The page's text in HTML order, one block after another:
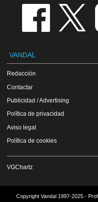
VANDAL
Redacción
Contactar
Publicidad / Advertising
Política de privacidad
Aviso legal
Política de cookies
VGChartz
Copyright Vandal 1997-2025 -